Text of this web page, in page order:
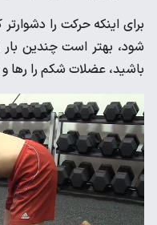
برای اینکه حرکت را
شود، بهتر است چندین
باشید، عضلات شکم را